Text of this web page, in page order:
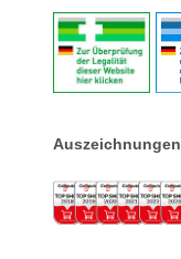
Auszeichnungen